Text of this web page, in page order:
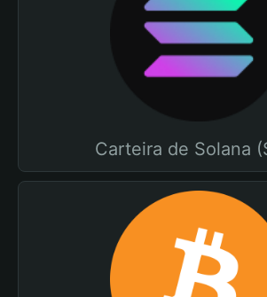
Carteira de Solana